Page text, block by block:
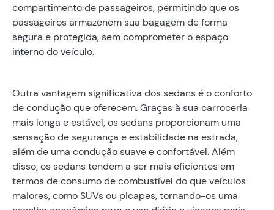
compartimento de passageiros, permitindo que os
passageiros armazenem sua bagagem de forma
segura e protegida, sem comprometer o espaço
interno do veículo.
Outra vantagem significativa dos sedans é o conforto
de condução que oferecem. Graças à sua carroceria
mais longa e estável, os sedans proporcionam uma
sensação de segurança e estabilidade na estrada,
além de uma condução suave e confortável. Além
disso, os sedans tendem a ser mais eficientes em
termos de consumo de combustível do que veículos
maiores, como SUVs ou picapes, tornando-os uma